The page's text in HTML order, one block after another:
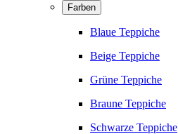
Farben
Blaue Teppiche
Beige Teppiche
Grüne Teppiche
Braune Teppiche
Schwarze Teppiche